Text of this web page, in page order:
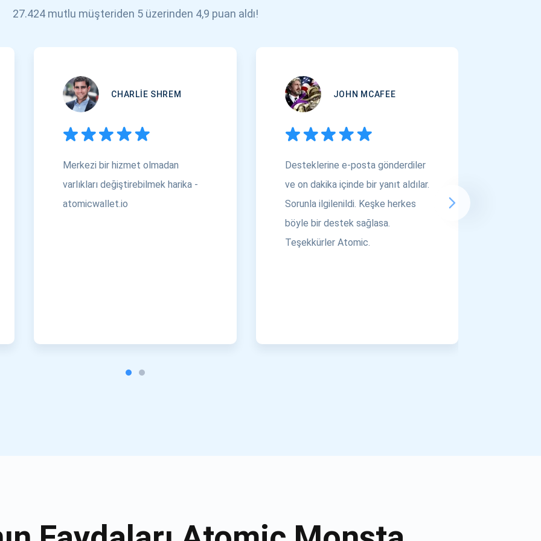
27.424 mutlu müşteriden 5 üzerinden 4,9 puan aldı!
CHARLIE SHREM
Merkezi bir hizmet olmadan
varlıkları değiştirebilmek harika -
atomicwallet.io
JOHN MCAFEE
Desteklerine e-posta gönderdiler
ve on dakika içinde bir yanıt aldılar.
Sorunla ilgilenildi. Keşke herkes
böyle bir destek sağlasa.
Teşekkürler Atomic.